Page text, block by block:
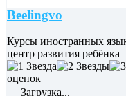
Beelingvo
Курсы иностранных
центр развития ребёнка
оценок
Загрузка...